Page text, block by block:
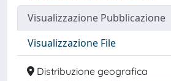
Visualizzazione Pubblicazione
Visualizzazione File
Distribuzione geografica